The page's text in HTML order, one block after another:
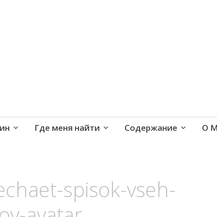
Где меня найти Содержание О
spisok-vseh-